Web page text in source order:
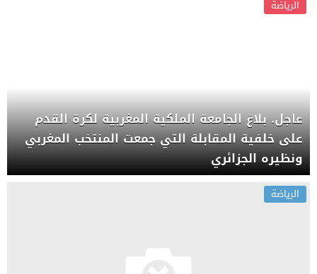
الرياضة
عاجل. بلاغ الجامعة الملكية المغربية لكرة القدم
على خلفية المقابلة التي جمعت المنتخب المغربي
ونظيره الجزائري
الرياضة